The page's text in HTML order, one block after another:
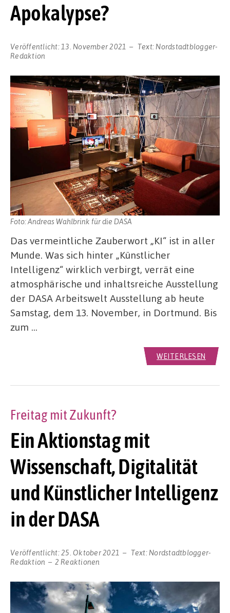
Apokalypse?
Veröffentlicht: 13. November 2021 Text: Nordstadtblogger-
Redaktion
Foto: Andreas Wahlbrink für die DASA
Das vermeintliche Zauberwort „KI“ ist in aller
Munde. Was sich hinter „Künstlicher
Intelligenz“ wirklich verbirgt, verrät eine
atmosphärische und inhaltsreiche Ausstellung
der DASA Arbeitswelt Ausstellung ab heute
Samstag, dem 13. November, in Dortmund. Bis
zum …
WEITERLESEN
Ein Aktionstag mit
Wissenschaft, Digitalität
und Künstlicher Intelligenz
in der DASA
Freitag mit Zukunft?
Veröffentlicht: 25. Oktober 2021 Text: Nordstadtblogger-
Redaktion
2 Reaktionen